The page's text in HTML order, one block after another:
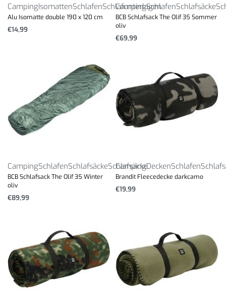
CampingIsomattenSchlafenSchlafunterlagen
Alu Isomatte double 190 x 120 cm
€14,99
CampingSchlafenSchlafsäcke
BCB Schlafsack The Olif 35 Sommer
oliv
€69,99
CampingSchlafenSchlafsäckeSchlafsäcke
BCB Schlafsack The Olif 35 Winter
oliv
€89,99
CampingDeckenSchlafen
Brandit Fleecedecke darkcamo
€19,99